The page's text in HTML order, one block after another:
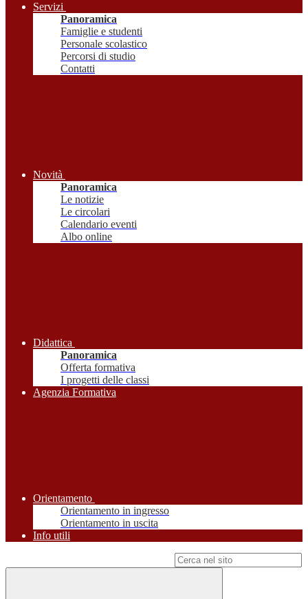
Servizi
Panoramica
Famiglie e studenti
Personale scolastico
Percorsi di studio
Contatti
Novità
Panoramica
Le notizie
Le circolari
Calendario eventi
Albo online
Didattica
Panoramica
Offerta formativa
I progetti delle classi
Agenzia Formativa
Orientamento
Orientamento in ingresso
Orientamento in uscita
Info utili